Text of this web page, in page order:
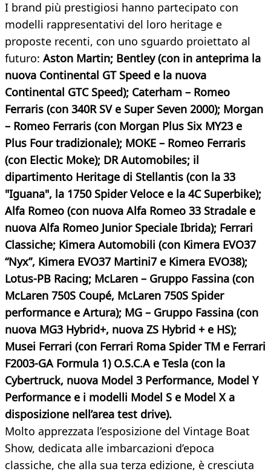
I brand più prestigiosi hanno partecipato con
modelli rappresentativi del loro heritage e
proposte recenti, con uno sguardo proiettato al
futuro: Aston Martin; Bentley (con in anteprima la
nuova Continental GT Speed e la nuova
Continental GTC Speed); Caterham – Romeo
Ferraris (con 340R SV e Super Seven 2000); Morgan
– Romeo Ferraris (con Morgan Plus Six MY23 e
Plus Four tradizionale); MOKE – Romeo Ferraris
(con Electic Moke); DR Automobiles; il
dipartimento Heritage di Stellantis (con la 33
"Iguana", la 1750 Spider Veloce e la 4C Superbike);
Alfa Romeo (con nuova Alfa Romeo 33 Stradale e
nuova Alfa Romeo Junior Speciale Ibrida); Ferrari
Classiche; Kimera Automobili (con Kimera EVO37
“Nyx”, Kimera EVO37 Martini7 e Kimera EVO38);
Lotus-PB Racing; McLaren – Gruppo Fassina (con
McLaren 750S Coupé, McLaren 750S Spider
performance e Artura); MG – Gruppo Fassina (con
nuova MG3 Hybrid+, nuova ZS Hybrid + e HS);
Musei Ferrari (con Ferrari Roma Spider TM e Ferrari
F2003-GA Formula 1) O.S.C.A e Tesla (con la
Cybertruck, nuova Model 3 Performance, Model Y
Performance e i modelli Model S e Model X a
disposizione nell’area test drive).
Molto apprezzata l’esposizione del Vintage Boat
Show, dedicata alle imbarcazioni d’epoca
classiche, che alla sua terza edizione, è cresciuta